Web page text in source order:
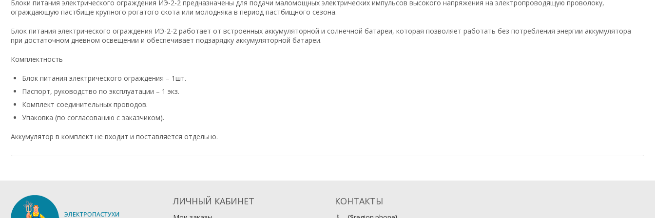
Блоки питания электрического ограждения ИЭ-2-2 предназначены для подачи маломощных электрических импульсов высокого напряжения на электропроводящую проволоку,
ограждающую пастбище крупного рогатого скота или молодняка в период пастбищного сезона.
Блок питания электрического ограждения ИЭ-2-2 работает от встроенных аккумуляторной и солнечной батареи, которая позволяет работать без потребления энергии аккумулятора
при достаточном дневном освещении и обеспечивает подзарядку аккумуляторной батареи.
Комплектность
Блок питания электрического ограждения – 1шт.
Паспорт, руководство по эксплуатации – 1 экз.
Комплект соединительных проводов.
Упаковка (по согласованию с заказчиком).
Аккумулятор в комплект не входит и поставляется отдельно.
ЛИЧНЫЙ КАБИНЕТ КОНТАКТЫ